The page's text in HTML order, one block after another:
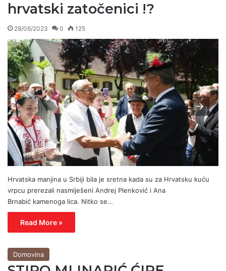
hrvatski zatočenici !?
28/06/2023 0 125
Hrvatska manjina u Srbiji bila je sretna kada su za Hrvatsku kuću
vrpcu prerezali nasmiješeni Andrej Plenković i Ana
Brnabić kamenoga lica. Nitko se…
Read More »
Domovina